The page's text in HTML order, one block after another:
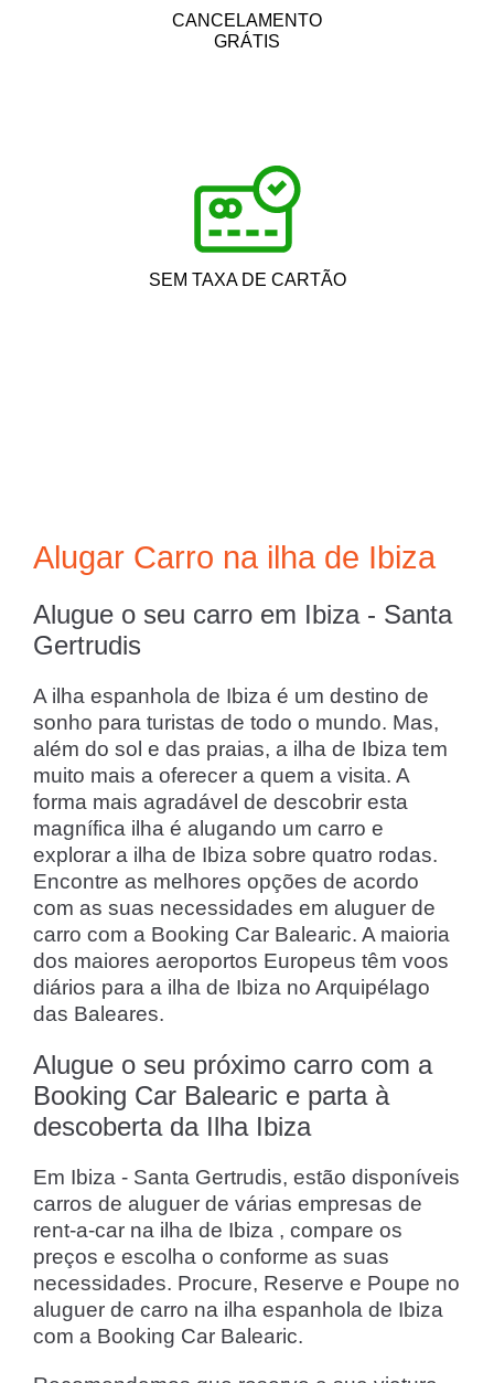
CANCELAMENTO
GRÁTIS
SEM TAXA DE CARTÃO
Alugar Carro na ilha de Ibiza
Alugue o seu carro em Ibiza - Santa
Gertrudis
A ilha espanhola de Ibiza é um destino de
sonho para turistas de todo o mundo. Mas,
além do sol e das praias, a ilha de Ibiza tem
muito mais a oferecer a quem a visita. A
forma mais agradável de descobrir esta
magnífica ilha é alugando um carro e
explorar a ilha de Ibiza sobre quatro rodas.
Encontre as melhores opções de acordo
com as suas necessidades em aluguer de
carro com a Booking Car Balearic. A maioria
dos maiores aeroportos Europeus têm voos
diários para a ilha de Ibiza no Arquipélago
das Baleares.
Alugue o seu próximo carro com a
Booking Car Balearic e parta à
descoberta da Ilha Ibiza
Em Ibiza - Santa Gertrudis, estão disponíveis
carros de aluguer de várias empresas de
rent-a-car na ilha de Ibiza , compare os
preços e escolha o conforme as suas
necessidades. Procure, Reserve e Poupe no
aluguer de carro na ilha espanhola de Ibiza
com a Booking Car Balearic.